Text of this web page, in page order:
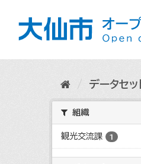
データセッ
組織
観光交流課 1